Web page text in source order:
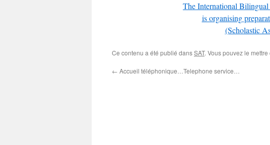
The International
is organising
(Scholastic
Ce contenu a été publié dansSAT. Vous pouvez le
← Accueil téléphonique…Telephone service…